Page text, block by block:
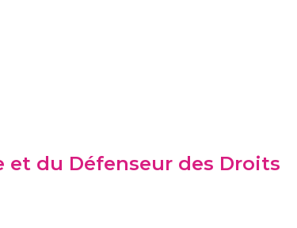
et du Défenseur des Droits